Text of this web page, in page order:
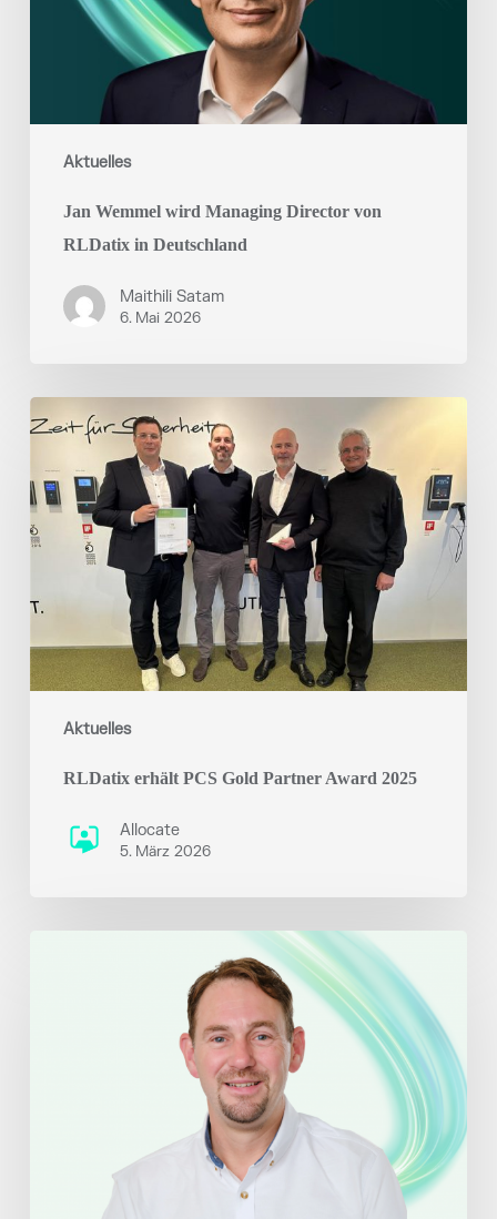
Aktuelles
Deutschland
Jan Wemmel wird Managing Director von
RLDatix in Deutschland
Maithili Satam
6. Mai 2026
Aktuelles
RLDatix
erhält
Gold
Partner
Award
2025
RLDatix erhält PCS Gold Partner Award 2025
Allocate
5. März 2026